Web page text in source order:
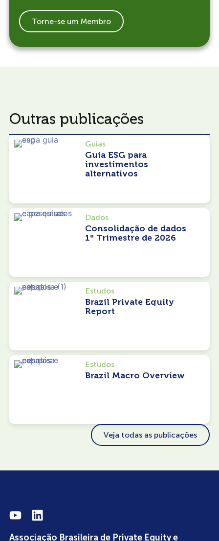
Torne-se um Membro
Outras publicações
Guias
Guia ESG para
investimentos
alternativos
Dados
Consolidação de dados
1º Trimestre de 2026
Estudos
Brazil Private Equity
Report
Estudos
Brazil Macro Overview
Veja todas as publicações
Associação Brasileira de Private Equity e